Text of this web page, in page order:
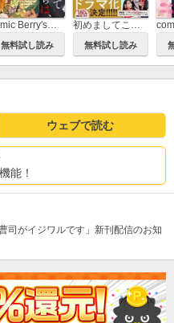
comic Berry's初めましてこんにちは、離婚してください
無料試し読み
初めましてこんにちは、離婚してください
無料試し読み
ウェブで読む
能！
司がイジワルです」新刊配信のお知